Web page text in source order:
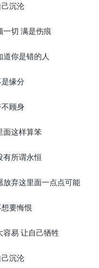
沉沦
一切 满是伤痕
道你是错的人
缘分
顾身
面这样算笨
有所谓永恒
放弃这里面一点点可能
要悔恨
容易 让自己牺牲
沉沦